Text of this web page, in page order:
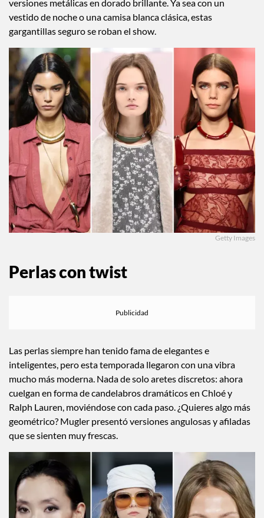
versiones metálicas en dorado brillante. Ya sea con un
vestido de noche o una camisa blanca clásica, estas
gargantillas seguro se roban el show.
Getty Images
Perlas con twist
Las perlas siempre han tenido fama de elegantes e
inteligentes, pero esta temporada llegaron con una vibra
mucho más moderna. Nada de solo aretes discretos: ahora
cuelgan en forma de candelabros dramáticos en Chloé y
Ralph Lauren, moviéndose con cada paso. ¿Quieres algo más
geométrico? Mugler presentó versiones angulosas y afiladas
que se sienten muy frescas.